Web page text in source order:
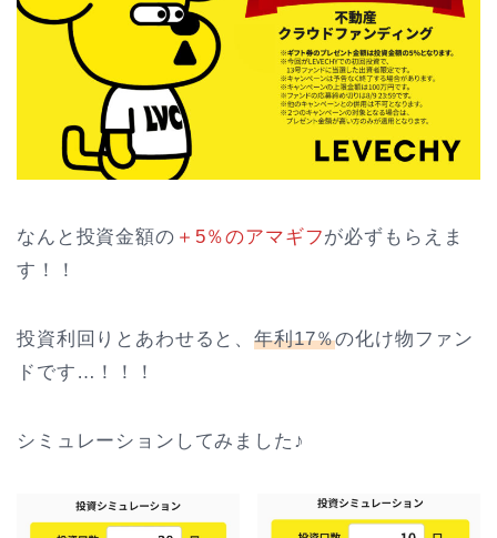
なんと投資金額の ＋5％のアマギフが必ずもらえま
す！！
投資利回りとあわせると、年利17％の化け物ファン
ドです…！！！
シミュレーションしてみました♪